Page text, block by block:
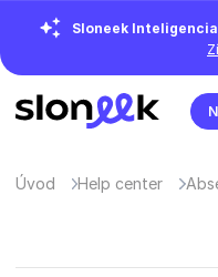
Sloneek
Úvod Help center